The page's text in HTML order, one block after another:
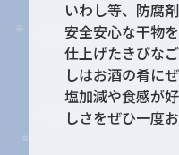
いわし等、防腐
安全安心な干物
仕上げたきびな
しはお酒の肴に
塩加減や食感が
しさをぜひ一度